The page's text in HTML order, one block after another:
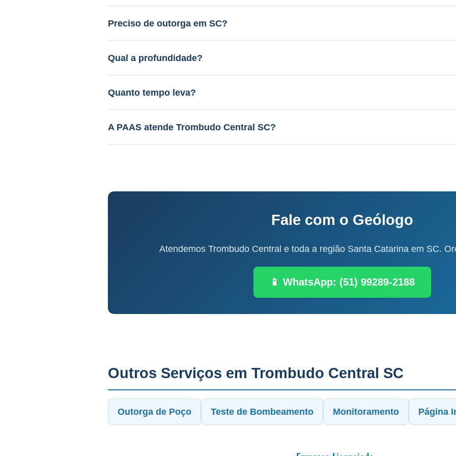
Entre R$ 12.000 a R$ 45.000. Aquífero variável conforme a geologia local,
gratuito.
Preciso de outorga em SC?
Sim. A PAAS cuida de todo o licenciamento junto ao IMA-SC.
Qual a profundidade?
40 a 150m em aquífero variável conforme a geologia local, vazão de 3 a 30 m³/h.
Quanto tempo leva?
Perfuração: 3-15 dias. Processo completo: 60-120 dias.
A PAAS atende Trombudo Central SC?
Sim! Desde 1985, com geólogo e equipe própria.
Fale com o Geólogo
Atendemos Trombudo Central e toda a região Santa Catarina em SC.
📱 WhatsApp: (51) 99289-2188
Outros Serviços em Trombudo Central SC
Outorga de Poço Teste de Bombeamento Monitoramento Página